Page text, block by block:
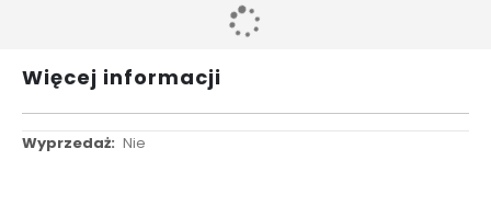
Więcej informacji
Więcej
Nie